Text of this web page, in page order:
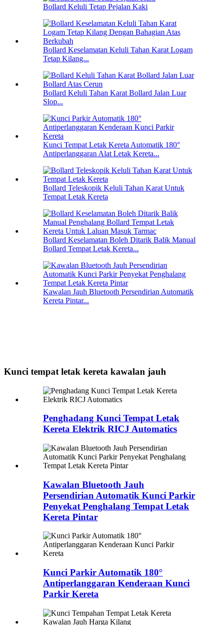
Bollard Keluli Tetap Pejalan Kaki
Bollard Keselamatan Keluli Tahan Karat Logam
Tetap Kilang...
Bollard Keluli Tahan Karat Bollard Jalan Luar
Slop...
Kunci Tempat Letak Kereta Automatik 180°
Antiperlanggaran Alat Letak Kereta...
Bollard Teleskopik Keluli Tahan Karat Untuk
Tempat Letak Kereta
Bollard Keselamatan Boleh Ditarik Balik Manual
Bollard Tempat Letak Kereta...
Kawalan Jauh Bluetooth Persendirian Automatik
Kereta Pintar...
Kunci tempat letak kereta kawalan jauh
Penghadang Kunci Tempat Letak
Kereta Elektrik RICJ Automatics
Kawalan Bluetooth Jauh
Persendirian Automatik Kunci Parkir
Penyekat Penghalang Tempat Letak
Kereta Pintar
Kunci Parkir Automatik 180°
Antiperlanggaran Kenderaan Kunci
Parkir Kereta